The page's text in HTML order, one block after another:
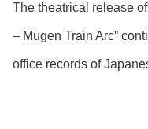
The theatrical release
– Mugen Train Arc”
office records of